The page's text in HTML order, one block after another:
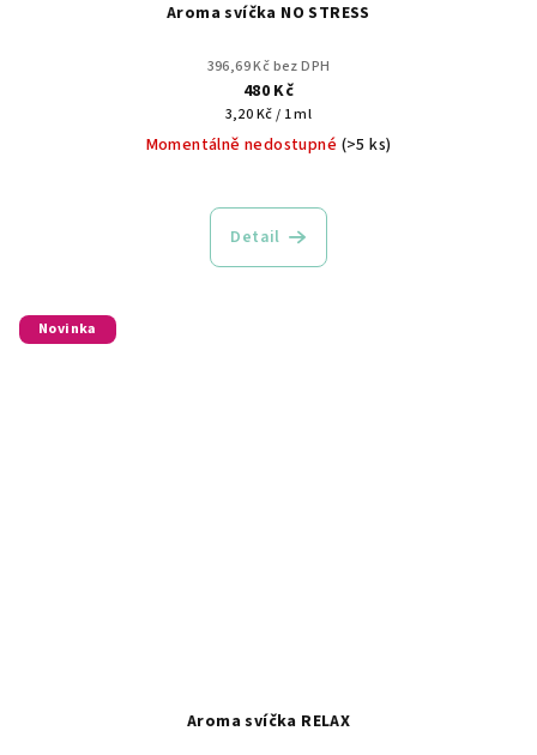
Aroma svíčka NO STRESS
396,69 Kč bez DPH
480 Kč
Měrná
cena:
3,20 Kč / 1 ml
Momentálně nedostupné (>5 ks)
Detail
Novinka
Aroma svíčka RELAX